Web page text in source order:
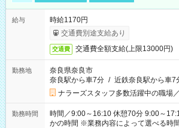
給与
時給1170円
交通費別途支給あり
交通費 交通費全額支給(上限13000円)
勤務地
奈良県奈良市
奈良駅から車7分 / 近鉄奈良駅から車7
ナラーズスタッフ多数活躍中の職場
勤務時間
時間／9:00～16:10 休憩70分 9:00～
かの時間 ※業務内容によって選べる時間が異